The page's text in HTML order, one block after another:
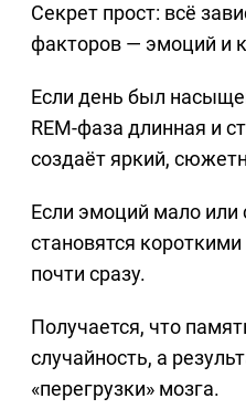
Секрет прост: всё
факторов — эмоций и
Если день был
REM-фаза длинная и
создаёт яркий,
Если эмоций мало
становятся
почти сразу.
Получается, что
случайность, а
«перегрузки» мозга.